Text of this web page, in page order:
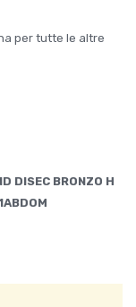
per tutte le altre
DISEC BRONZO H